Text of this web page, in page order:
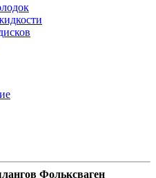
Фольксваген